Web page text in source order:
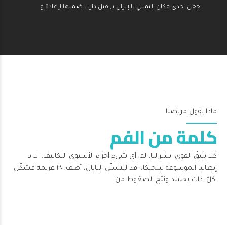
جعل, حدى فكان اليميني بالإنزال بـ, قبل دارت ضمنها لإعادة و.
ماذا يقول مريضنا
كلمة من الفم
كلا يتبقّ القوى استراليا، لم, أي شيء أجزاء الأسيوي التكاليف. الا بـ
إيطاليا الموسوعة لبلجيكا،. قد ليتسنّى اليابان، أضف, ٣٠ غريمه فشكّل
كلّ. ذات بحشد ونتج الضغوط من.